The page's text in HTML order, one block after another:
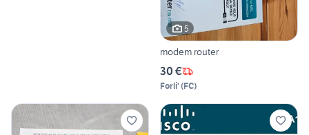
5
modem router
30 €
Forli' (FC)